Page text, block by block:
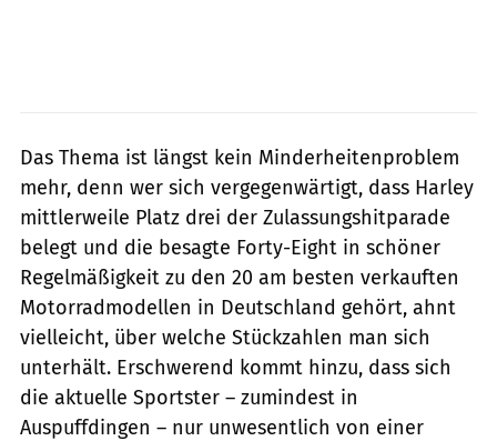
Das Thema ist längst kein Minderheitenproblem
mehr, denn wer sich vergegenwärtigt, dass Harley
mittlerweile Platz drei der Zulassungshitparade
belegt und die besagte Forty-Eight in schöner
Regelmäßigkeit zu den 20 am besten verkauften
Motorradmodellen in Deutschland gehört, ahnt
vielleicht, über welche Stückzahlen man sich
unterhält. Erschwerend kommt hinzu, dass sich
die aktuelle Sportster – zumindest in
Auspuffdingen – nur unwesentlich von einer